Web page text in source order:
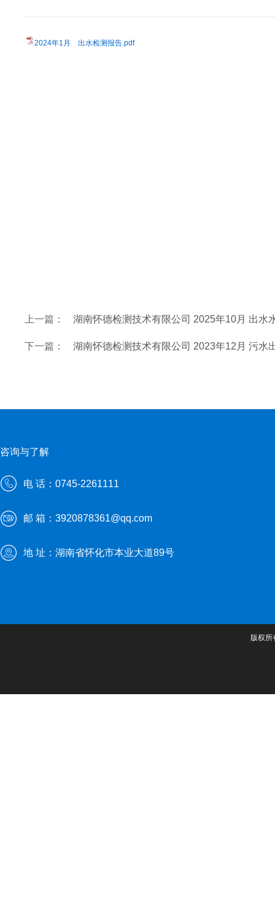
2024年1月 出水检测报告.pdf
上一篇： 湖南怀德检测技术有限公司 2025年10月 出水
下一篇： 湖南怀德检测技术有限公司 2023年12月 污水
咨询与了解
电 话：0745-2261111
邮 箱：3920878361@qq.com
地 址：湖南省怀化市本业大道89号
版权所